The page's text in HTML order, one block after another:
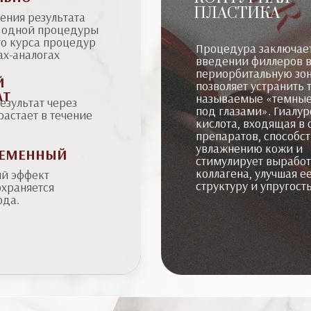
ПЛАСТИКА
Процедура
введении филлеров в
периорбитальную
позволяет устранить
называемые
под глазами».
кислота, входящая в
препаратов,
увлажнению кожи и
стимулирует
коллагена, улучшая
структуру и упругость
через
в течение
результата
одной процедуры
курса процедур
аналогах
эффект